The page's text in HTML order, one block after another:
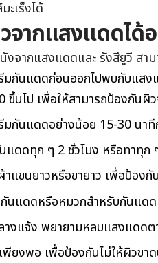
ะเร็งได้
ากแสงแดดได้อ
จากแสงแดดและ รังสียูวี สาม
มกันแดดก่อนออกไปพบกับแสง
ขึ้นไป เพื่อให้สามารถป้องกันผิ
มกันแดดอย่างน้อย 15-30 นา
แดดทุก ๆ 2 ชั่วโมง หรือทาทุก
าแขนยาวหรือขายาว เพื่อป้อง
นแดดหรือหมวกสำหรับกันแดด
างแจ้ง พยายามหลบแสงแดดต
พียงพอ เพื่อป้องกันไม่ให้ผิวขา